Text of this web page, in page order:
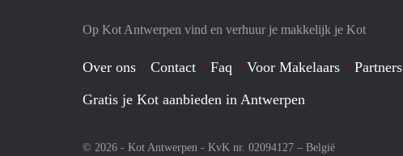
Op Kot Antwerpen vind en verhuur je makkelijk je Kot
Over ons Contact Faq Voor Makelaars
Partners
Gratis je Kot aanbieden in Antwerpen
© 2026 - Kot Antwerpen - KvK nr. 02094127 – België